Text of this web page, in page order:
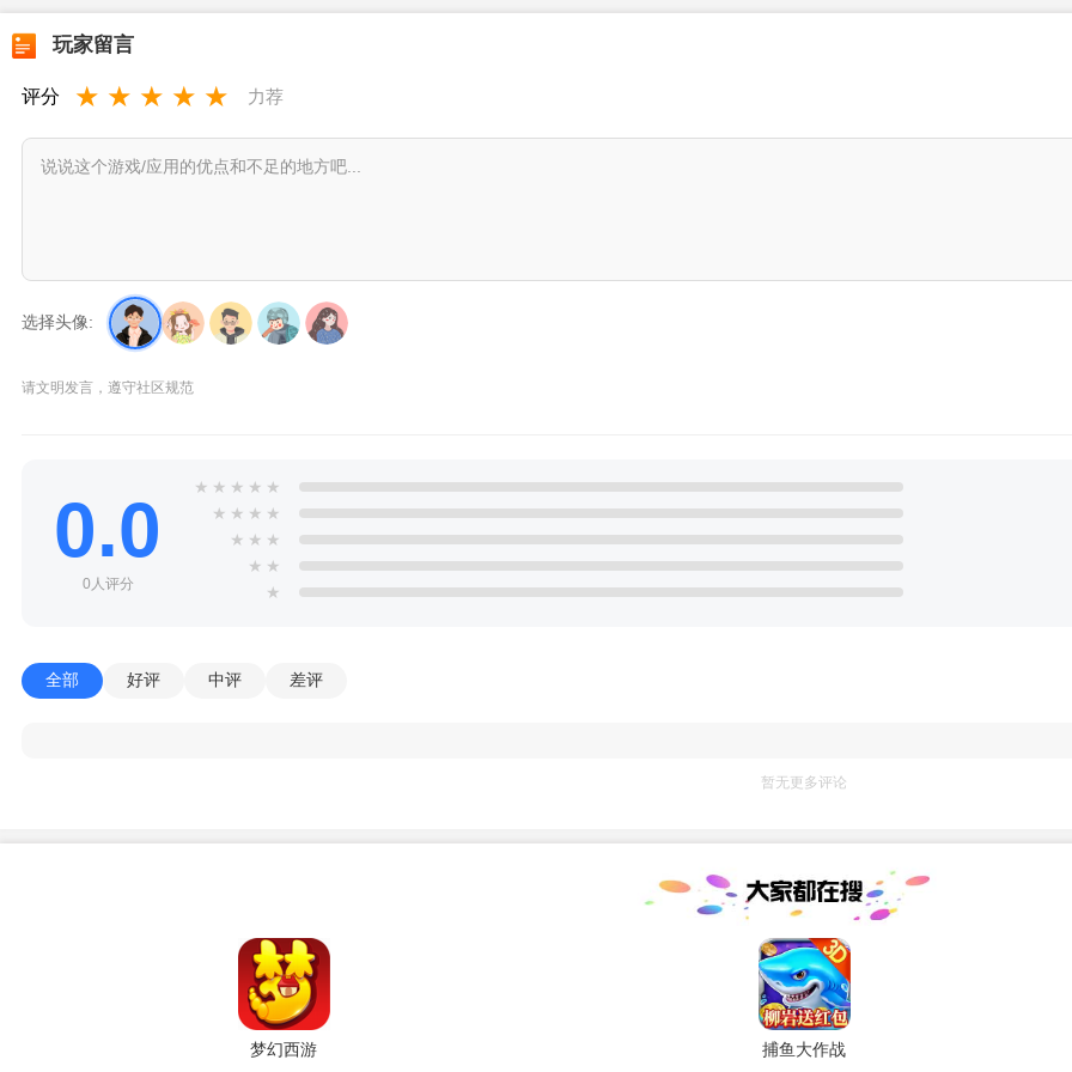
玩家留言
评分 ★ ★ ★ ★ ★ 力荐
选择头像:
请文明发言，遵守社区规范
0.0
0人评分
★ ★ ★ ★ ★
★ ★ ★ ★
★ ★ ★
★ ★
★
全部 好评 中评 差评
暂无更多评论
梦幻西游 捕鱼大作战